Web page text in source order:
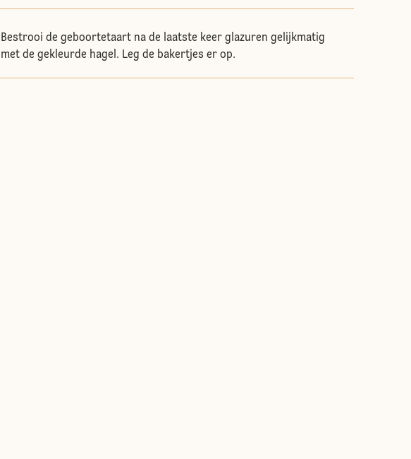
Bestrooi de geboortetaart na de laatste keer glazuren gelijkmatig
met de gekleurde hagel. Leg de bakertjes er op.